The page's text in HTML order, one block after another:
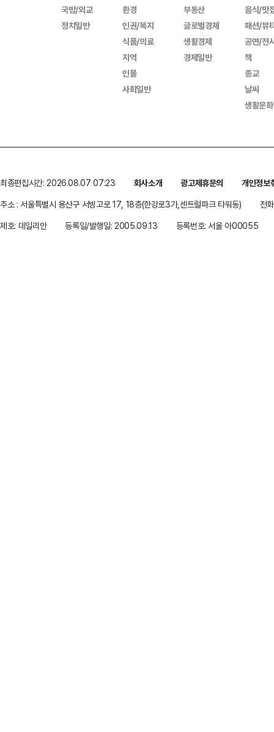
국방/외교
정치일반
환경
인권/복지
식품/의료
지역
인물
사회일반
부동산
글로벌경제
생활경제
경제일반
음식/맛
패션/뷰
공연/전
책
종교
날씨
생활문
최종편집시간: 2026.08.07 07:23 회사소개 광고제휴문의
개인정보
주소 : 서울특별시 용산구 서빙고로 17, 18층(한강로3가,센트럴파크 타워동)
전
제호: 데일리안
등록일/발행일: 2005.09.13 등록번호: 서울 아00055